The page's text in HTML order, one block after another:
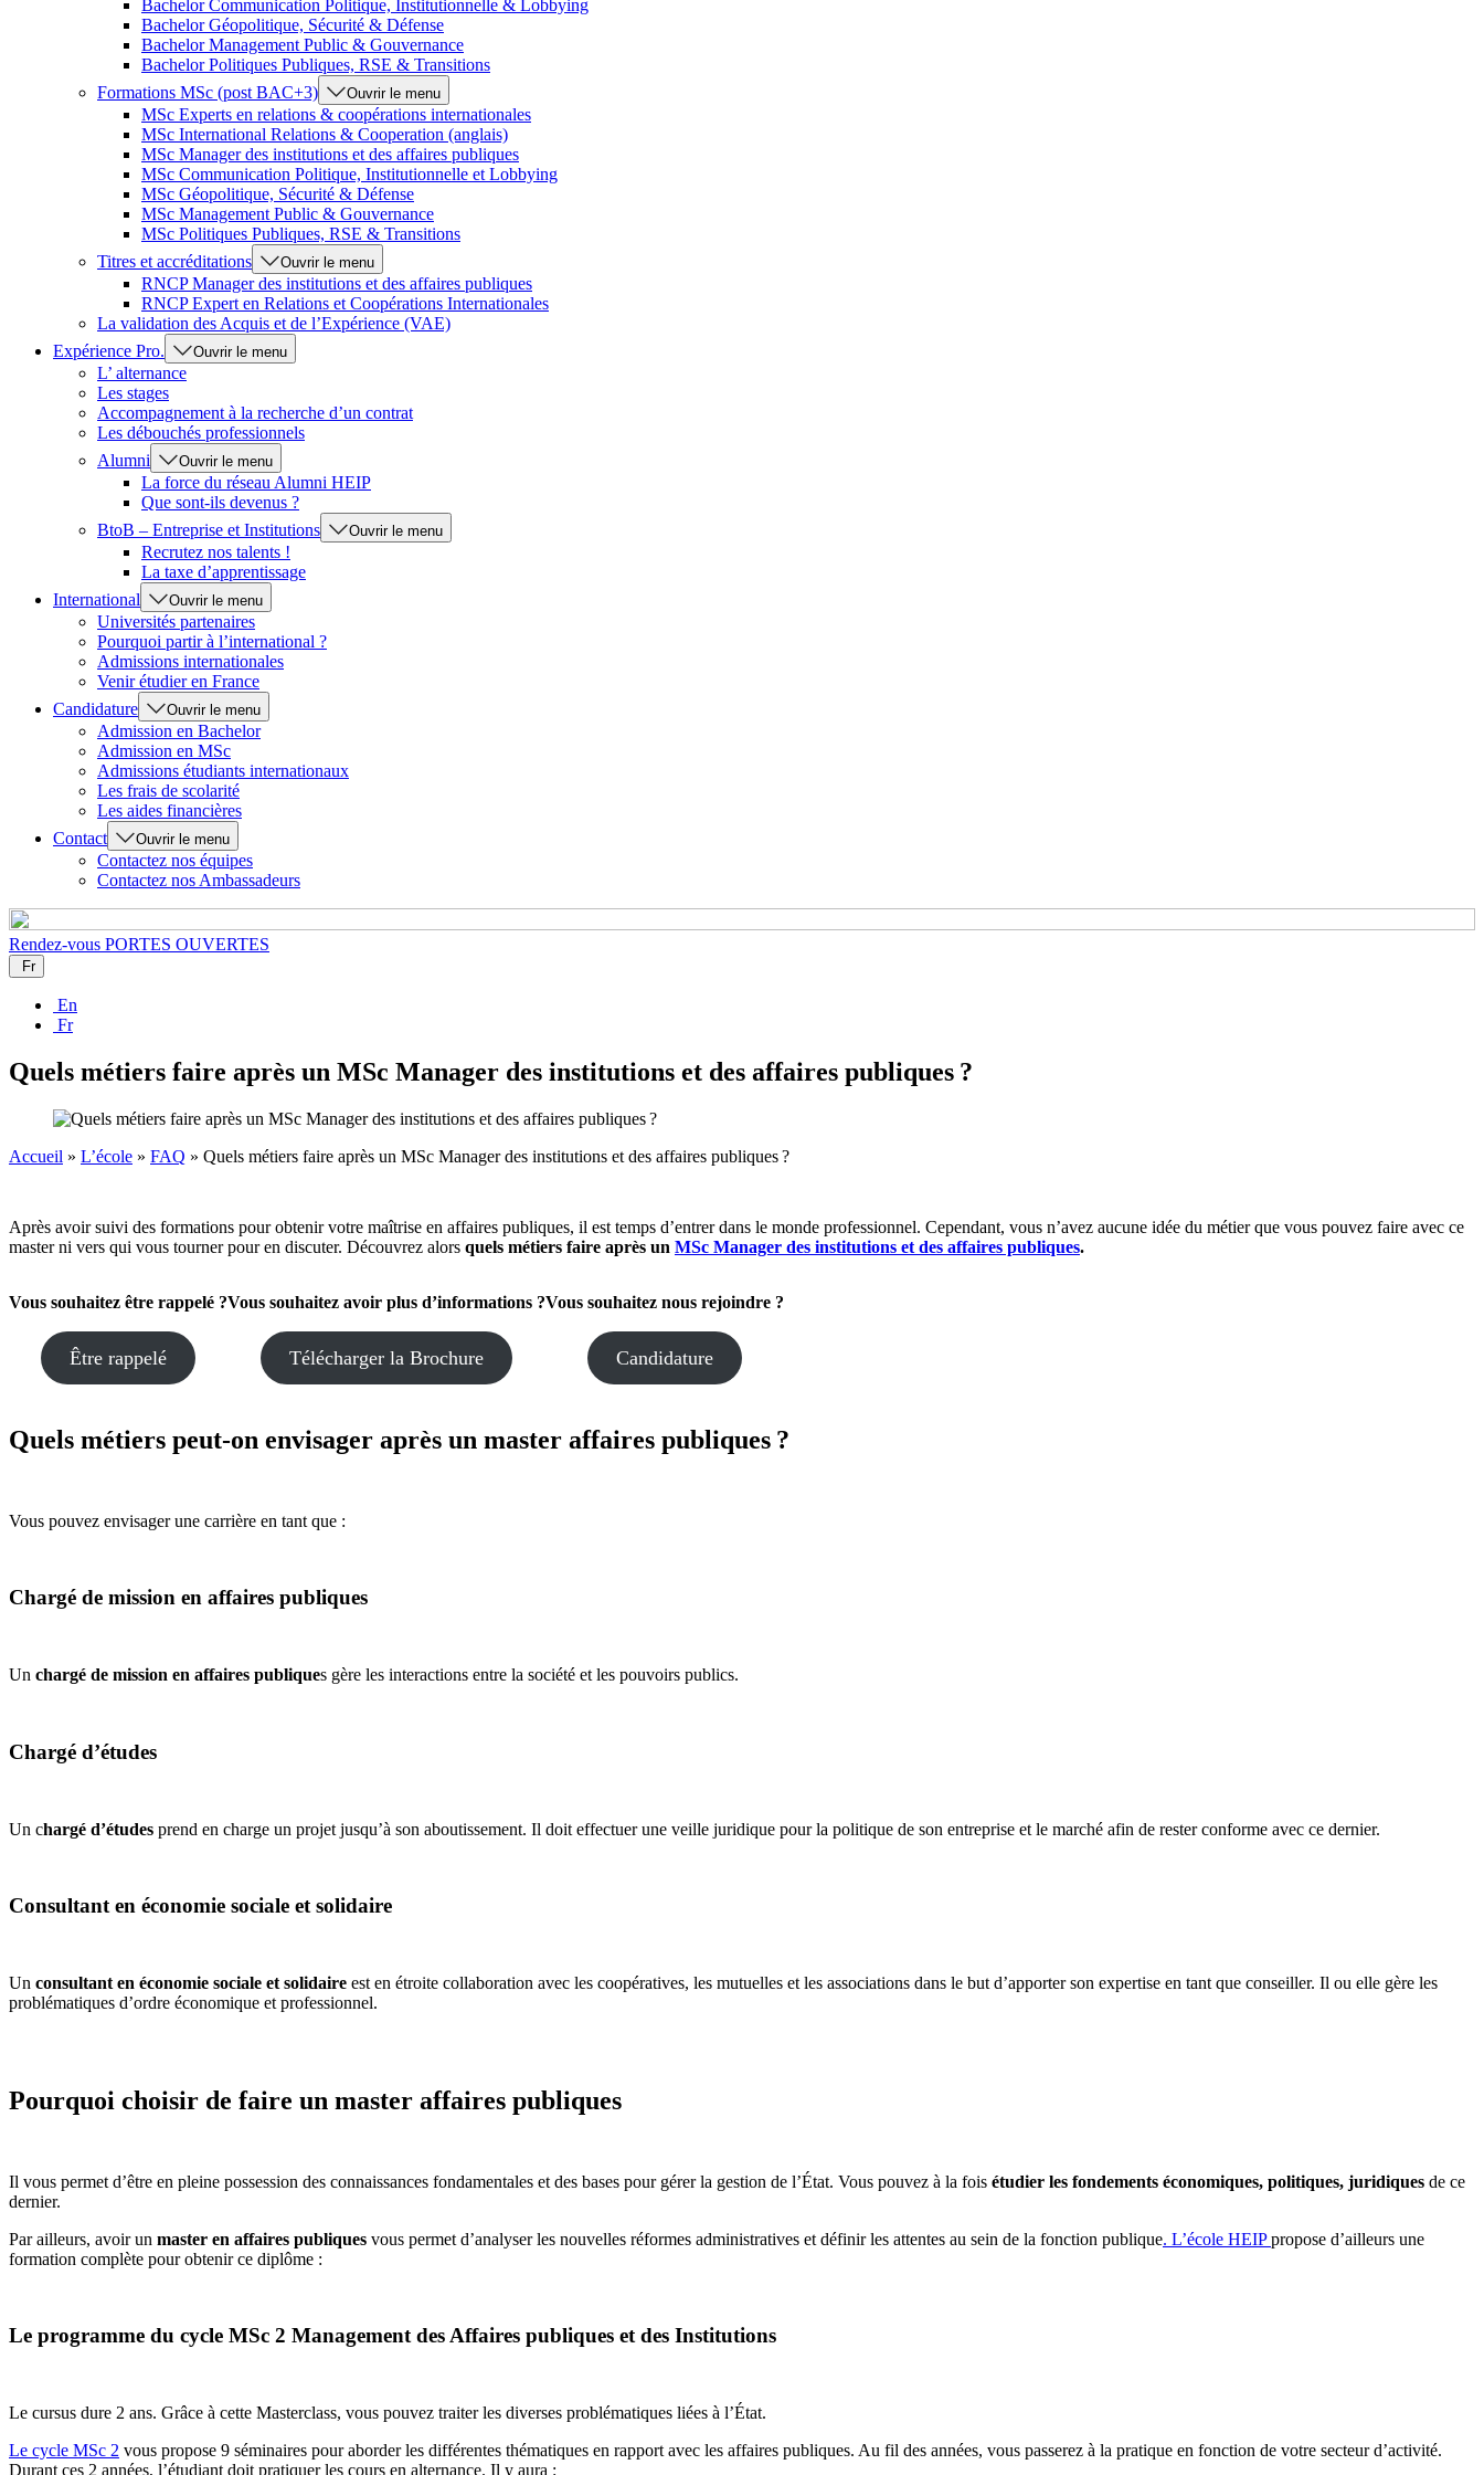
Bachelor Communication Politique, Institutionnelle & Lobbying
Bachelor Géopolitique, Sécurité & Défense
Bachelor Management Public & Gouvernance
Bachelor Politiques Publiques, RSE & Transitions
Formations MSc (post BAC+3)
Ouvrir le menu
MSc Experts en relations & coopérations internationales
MSc International Relations & Cooperation (anglais)
MSc Manager des institutions et des affaires publiques
MSc Communication Politique, Institutionnelle et Lobbying
MSc Géopolitique, Sécurité & Défense
MSc Management Public & Gouvernance
MSc Politiques Publiques, RSE & Transitions
Titres et accréditations
Ouvrir le menu
RNCP Manager des institutions et des affaires publiques
RNCP Expert en Relations et Coopérations Internationales
La validation des Acquis et de l’Expérience (VAE)
Expérience Pro.
Ouvrir le menu
L’ alternance
Les stages
Accompagnement à la recherche d’un contrat
Les débouchés professionnels
Alumni
Ouvrir le menu
La force du réseau Alumni HEIP
Que sont-ils devenus ?
BtoB – Entreprise et Institutions
Ouvrir le menu
Recrutez nos talents !
La taxe d’apprentissage
International
Ouvrir le menu
Universités partenaires
Pourquoi partir à l’international ?
Admissions internationales
Venir étudier en France
Candidature
Ouvrir le menu
Admission en Bachelor
Admission en MSc
Admissions étudiants internationaux
Les frais de scolarité
Les aides financières
Contact
Ouvrir le menu
Contactez nos équipes
Contactez nos Ambassadeurs
Rendez-vous PORTES OUVERTES
Fr
En
Fr
Quels métiers faire après un MSc Manager des institutions et des affaires publiques ?
Accueil » L’école » FAQ » Quels métiers faire après un MSc Manager des institutions et des affaires publiques ?
Après avoir suivi des formations pour obtenir votre maîtrise en affaires publiques, il est temps d’entrer dans le monde professionnel. Cependant, vous n’avez aucune idée du métier que vous pouvez faire avec ce
master ni vers qui vous tourner pour en discuter. Découvrez alors quels métiers faire après un MSc Manager des institutions et des affaires publiques.
Vous souhaitez être rappelé ?
Être rappelé
Vous souhaitez avoir plus d’informations ?
Télécharger la Brochure
Vous souhaitez nous rejoindre ?
Candidature
Quels métiers peut-on envisager après un master affaires publiques ?
Vous pouvez envisager une carrière en tant que :
Chargé de mission en affaires publiques
Un chargé de mission en affaires publiques gère les interactions entre la société et les pouvoirs publics.
Chargé d’études
Un chargé d’études prend en charge un projet jusqu’à son aboutissement. Il doit effectuer une veille juridique pour la politique de son entreprise et le marché afin de rester conforme avec ce dernier.
Consultant en économie sociale et solidaire
Un consultant en économie sociale et solidaire est en étroite collaboration avec les coopératives, les mutuelles et les associations dans le but d’apporter son expertise en tant que conseiller. Il ou elle gère les
problématiques d’ordre économique et professionnel.
Pourquoi choisir de faire un master affaires publiques
Il vous permet d’être en pleine possession des connaissances fondamentales et des bases pour gérer la gestion de l’État. Vous pouvez à la fois étudier les fondements économiques, politiques, juridiques de ce
dernier.
Par ailleurs, avoir un master en affaires publiques vous permet d’analyser les nouvelles réformes administratives et définir les attentes au sein de la fonction publique. L’école HEIPpropose d’ailleurs une
formation complète pour obtenir ce diplôme :
Le programme du cycle MSc 2 Management des Affaires publiques et des Institutions
Le cursus dure 2 ans. Grâce à cette Masterclass, vous pouvez traiter les diverses problématiques liées à l’État.
Le cycle MSc 2 vous propose 9 séminaires pour aborder les différentes thématiques en rapport avec les affaires publiques. Au fil des années, vous passerez à la pratique en fonction de votre secteur d’activité.
Durant ces 2 années, l’étudiant doit pratiquer les cours en alternance. Il y aura :